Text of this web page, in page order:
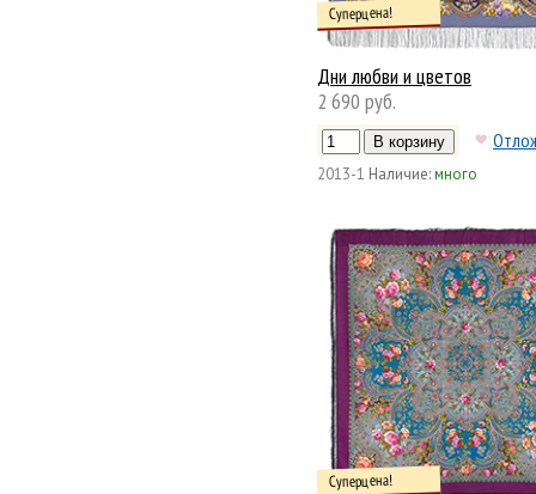
Дни любви и цветов
Суперцена!
2 690 руб.
2013-1 Наличие:много
Суперцена!